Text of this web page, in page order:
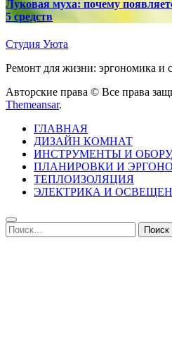
Луковая муха: почему
5 средств
Студия Уюта
Ремонт для жизни: эргономика и
Авторские права © Все права
Themeansar.
ГЛАВНАЯ
ДИЗАЙН КОМНАТ
ИНСТРУМЕНТЫ И
ПЛАНИРОВКИ И
ТЕПЛОИЗОЛЯЦИЯ
ЭЛЕКТРИКА И
Найти: